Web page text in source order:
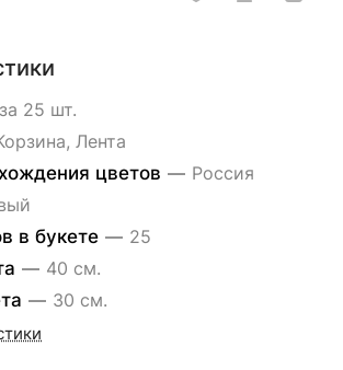
25 шт.
Лента
цветов — Россия
в букете — 25
— 40 см.
— 30 см.